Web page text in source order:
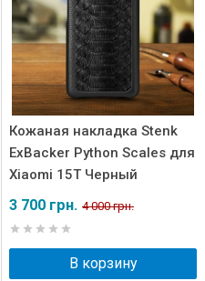
Кожаная накладка Stenk
ExBacker Python Scales для
Xiaomi 15T Черный
3 700 грн. 4 000 грн.
В корзину